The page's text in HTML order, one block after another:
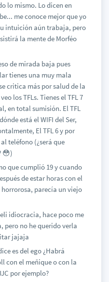
lo mismo. Lo dicen en
me conoce mejor que yo
intuición aún trabaja, pero
la mente de Morféo
de mirada baja pues
tienes una muy mala
critica más por salud de la
los TFLs. Tienes el TFL 7
en total sumisión. El TFL
está el WIFI del Ser,
El TFL 6 y por
teléfono (¿será que
😳)
que cumplió 19 y cuando
de estar horas con el
parecía un viejo
idiocracia, hace poco me
pero no he querido verla
jajaja
es del ego ¿Habrá
con el meñique o con la
por ejemplo?